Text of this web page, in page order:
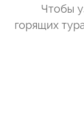
Чтобы
горящих